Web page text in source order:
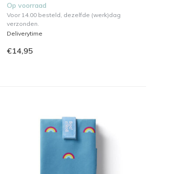
Op voorraad
Voor 14.00 besteld, dezelfde (werk)dag
verzonden.
Deliverytime
€14,95